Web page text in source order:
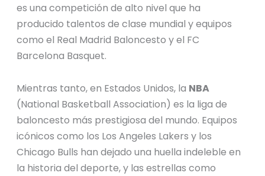
es una competición de alto nivel que ha
producido talentos de clase mundial y equipos
como el Real Madrid Baloncesto y el FC
Barcelona Basquet.
Mientras tanto, en Estados Unidos, la NBA
(National Basketball Association) es la liga de
baloncesto más prestigiosa del mundo. Equipos
icónicos como los Los Angeles Lakers y los
Chicago Bulls han dejado una huella indeleble en
la historia del deporte, y las estrellas como